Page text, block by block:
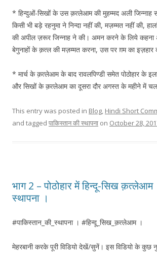
* हिन्दुओं-सिखों के उस क़त्लेआम की मुहम्मद अली जिन्नाह
किसी भी बड़े रहनुमा ने निन्दा नहीं की, मज़म्मत नहीं की,
की अपील ज़रूर जिन्नाह ने की। अमन करने के लिये कहना
बेगुनाहों के क़त्ल की मज़म्मत करना, उस पर ग़म का इज़हार
* मार्च के क़त्लेआम के बाद रावलपिण्डी समेत पोठोहार के
और सिखों के क़त्लेआम का दूसरा दौर अगस्त के महीने में
This entry was posted in Blog, Hindi Short
and tagged पाकिस्तान की स्थापना on October 28,
भाग 2 – पोठोहार में हिन्दू-सिख क़त्लेआम
स्थापना ।
#पाकिस्तान_की_स्थापना । #हिन्दू_सिख_क़त्लेआम ।
मेहरबानी करके पूरी विडियो देखें/सुनें। इस विडियो के कुछ